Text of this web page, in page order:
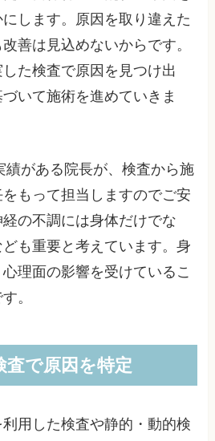
します。原因を取り違えた
善は見込めないからです。
た検査で原因を見つけ出
いて施術を進めていきま
績がある院長が、検査から施
もって担当しますのでご安
の不調には身体だけでな
も重要と考えています。身
理面の影響を受けているこ
。
査で原因を特定
用した検査や静的・動的検